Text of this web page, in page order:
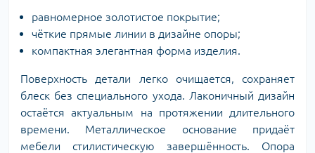
равномерное золотистое покрытие;
чёткие прямые линии в дизайне опоры;
компактная элегантная форма изделия.
Поверхность детали легко очищается, сохраняет
блеск без специального ухода. Лаконичный дизайн
остаётся актуальным на протяжении длительного
времени. Металлическое основание придаёт
мебели стилистическую завершённость. Опора